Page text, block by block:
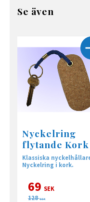
Se även
Nyckelring
flytande Kork
Klassiska
Nyckelring i kork.
69 SEK
128 SEK